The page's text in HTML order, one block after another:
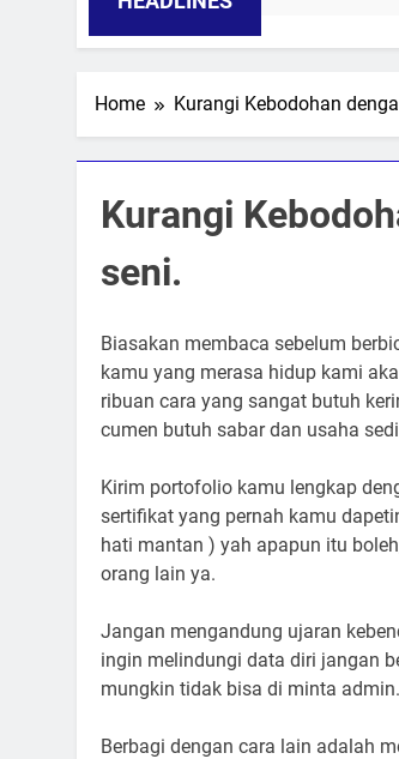
Home Kurangi Kebodohan
Kurangi
seni.
Biasakan membaca sebelum
kamu yang merasa hidup kami
ribuan cara yang sangat butuh
cumen butuh sabar dan usaha
Kirim portofolio kamu lengkap
sertifikat yang pernah kamu
hati mantan ) yah apapun itu
orang lain ya.
Jangan mengandung ujaran
ingin melindungi data diri jangan
mungkin tidak bisa di minta admin.
Berbagi dengan cara lain adalah